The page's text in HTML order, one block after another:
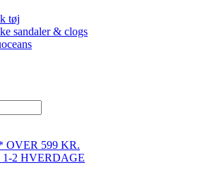
tøj
sandaler & clogs
OVER 599 KR.
2 HVERDAGE